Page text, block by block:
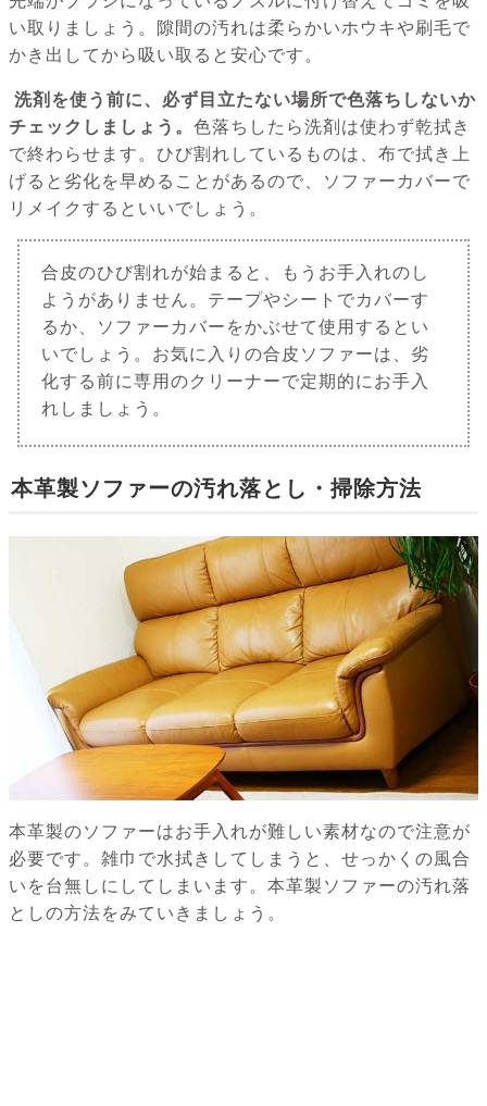
い取りましょう。隙間の汚れは柔らかいホウキや刷毛で
かき出してから吸い取ると安心です。
洗剤を使う前に、必ず目立たない場所で色落ちしないか
チェックしましょう。 色落ちしたら洗剤は使わず乾拭き
で終わらせます。ひび割れしているものは、布で拭き上
げると劣化を早めることがあるので、ソファーカバーで
リメイクするといいでしょう。
合皮のひび割れが始まると、もうお手入れのし
ようがありません。テープやシートでカバーす
るか、ソファーカバーをかぶせて使用するとい
いでしょう。お気に入りの合皮ソファーは、劣
化する前に専用のクリーナーで定期的にお手入
れしましょう。
本革製ソファーの汚れ落とし・掃除方法
本革製のソファーはお手入れが難しい素材なので注意が
必要です。雑巾で水拭きしてしまうと、せっかくの風合
いを台無しにしてしまいます。本革製ソファーの汚れ落
としの方法をみていきましょう。